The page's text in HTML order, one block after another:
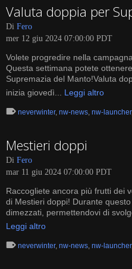
Valuta doppia per
Di Fero
mer 12 giu 2024 07:00:00 PDT
Volete progredire nella
Questa settimana potete
Supremazia del Manto!Valuta
inizia giovedì... Leggi altro
neverwinter, nw-news, nw-launcher
Mestieri doppi
Di Fero
mar 11 giu 2024 07:00:00 PDT
Raccogliete ancora più frutti dei
di Mestieri doppi! Durante
dimezzati, permettendovi di
Leggi altro
neverwinter, nw-news, nw-launcher